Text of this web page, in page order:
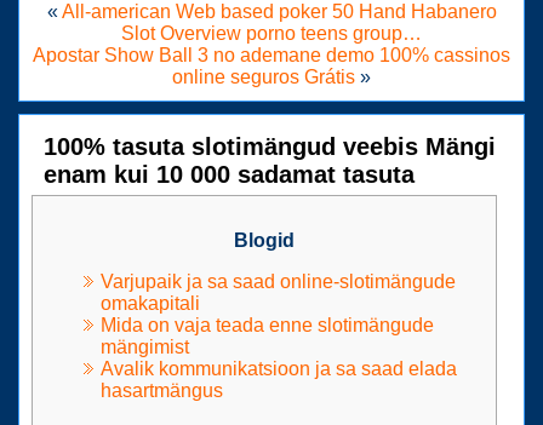
«All-american Web based poker 50 Hand Habanero
Slot Overview porno teens group…
Apostar Show Ball 3 no ademane demo 100% cassinos
online seguros Grátis »
100% tasuta slotimängud veebis Mängi
enam kui 10 000 sadamat tasuta
Blogid
Varjupaik ja sa saad online-slotimängude
omakapitali
Mida on vaja teada enne slotimängude
mängimist
Avalik kommunikatsioon ja sa saad elada
hasartmängus